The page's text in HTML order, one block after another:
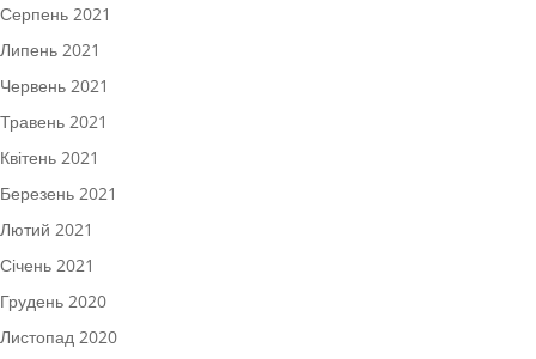
Серпень 2021
Липень 2021
Червень 2021
Травень 2021
Квітень 2021
Березень 2021
Лютий 2021
Січень 2021
Грудень 2020
Листопад 2020